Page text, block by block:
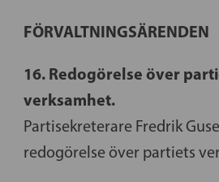
FÖRVALTNINGSÄRENDEN
16. Redogörelse över
verksamhet.
Partisekreterare Fredrik
redogörelse över partiets